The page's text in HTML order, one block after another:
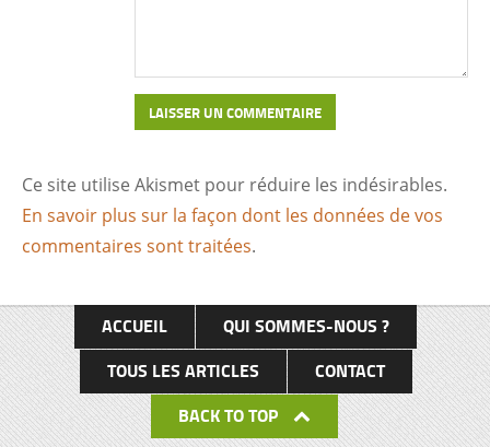
Yamoussoukro pour exprimer les ambitions du
père de la nation ivoirienne pour son pays ? Avec
créations architecturales spectaculaires
(basilique ND de la Paix, Fondation pour la Paix,
Hôtels Président et des Parlementaires, grandes
Ce site utilise Akismet pour réduire les indésirables.
En savoir plus sur la façon dont les données de vos
commentaires sont traitées.
ACCUEIL
QUI SOMMES-NOUS ?
TOUS LES ARTICLES
CONTACT
BACK TO TOP